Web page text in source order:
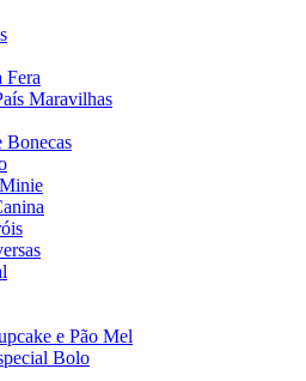
Fera
Maravilhas
Bonecas
e Pão Mel
Bolo